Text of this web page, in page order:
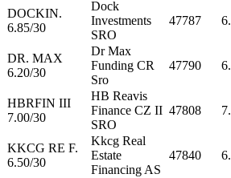
DOCKIN.
6.85/30
Dock
Investments
SRO
47787
DR. MAX
6.20/30
Dr Max
Funding CR
Sro
47790
HBRFIN III
7.00/30
HB Reavis
Finance CZ II
SRO
47808
KKCG RE F.
6.50/30
Kkcg Real
Estate
Financing AS
47840